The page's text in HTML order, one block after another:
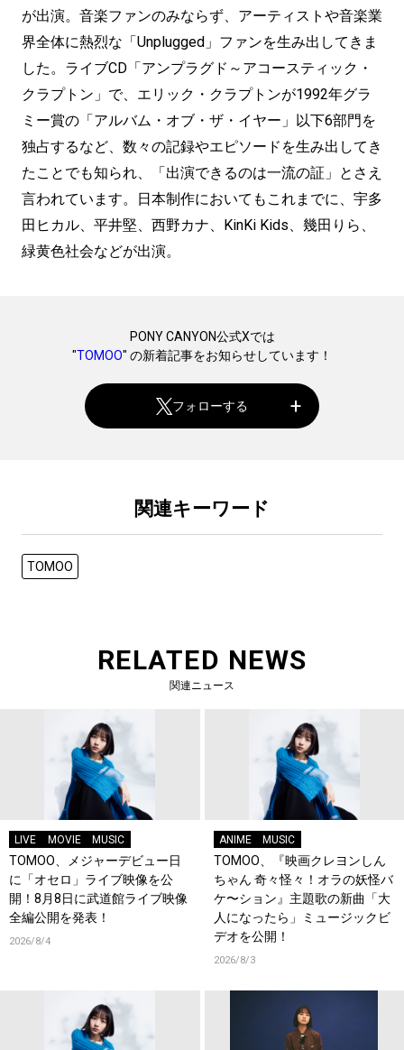
が出演。音楽ファンのみならず、アーティストや音楽業
界全体に熱烈な「Unplugged」ファンを生み出してきま
した。ライブCD「アンプラグド～アコースティック・
クラプトン」で、エリック・クラプトンが1992年グラ
ミー賞の「アルバム・オブ・ザ・イヤー」以下6部門を
独占するなど、数々の記録やエピソードを生み出してき
たことでも知られ、「出演できるのは一流の証」とさえ
言われています。日本制作においてもこれまでに、宇多
田ヒカル、平井堅、西野カナ、KinKi Kids、幾田りら、
緑黄色社会などが出演。
PONY CANYON公式Xでは
"TOMOO" の新着記事をお知らせしています！
フォローする
関連キーワード
TOMOO
RELATED NEWS
関連ニュース
LIVE MOVIE MUSIC
TOMOO、メジャーデビュー日
に「オセロ」ライブ映像を公
開！8月8日に武道館ライブ映像
全編公開を発表！
2026/8/4
ANIME MUSIC
TOMOO、『映画クレヨンしん
ちゃん 奇々怪々！オラの妖怪バ
ケ〜ション』主題歌の新曲「大
人になったら」ミュージックビ
デオを公開！
2026/8/3